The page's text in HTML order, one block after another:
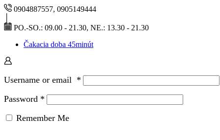
0904887557, 0905149444
PO.-SO.: 09.00 - 21.30, NE.: 13.30 - 21.30
Čakacia doba 45minút
Username or email *
Password *
Remember Me